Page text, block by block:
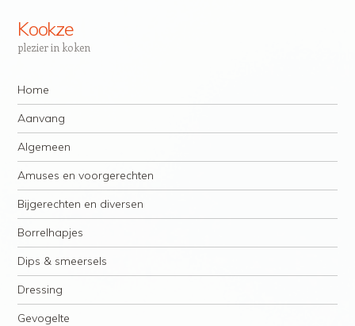
Kookze
plezier in koken
Navigatie
Spring naar inhoud
Home
Aanvang
Algemeen
Amuses en voorgerechten
Bijgerechten en diversen
Borrelhapjes
Dips & smeersels
Dressing
Gevogelte